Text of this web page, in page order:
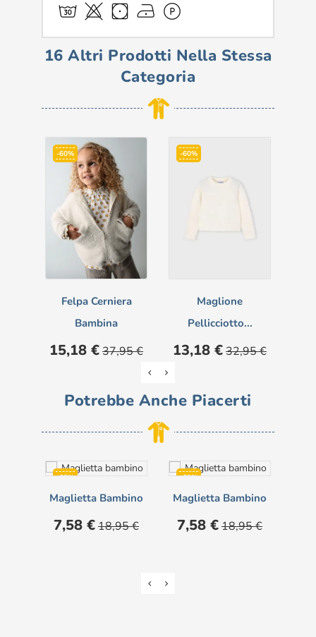
16 Altri Prodotti Nella Stessa
Categoria
-60%
Felpa Cerniera
Bambina
Prezzo
15,18 € Prezzo
base
37,95 €
-60%
Maglione
Pellicciotto...
Prezzo
13,18 € Prezzo
base
32,95 €
Potrebbe Anche Piacerti
-60%
Maglietta Bambino
Prezzo
7,58 € Prezzo
base
18,95 €
-60%
NON DISPONIBILE
Maglietta Bambino
Prezzo
7,58 € Prezzo
base
18,95 €